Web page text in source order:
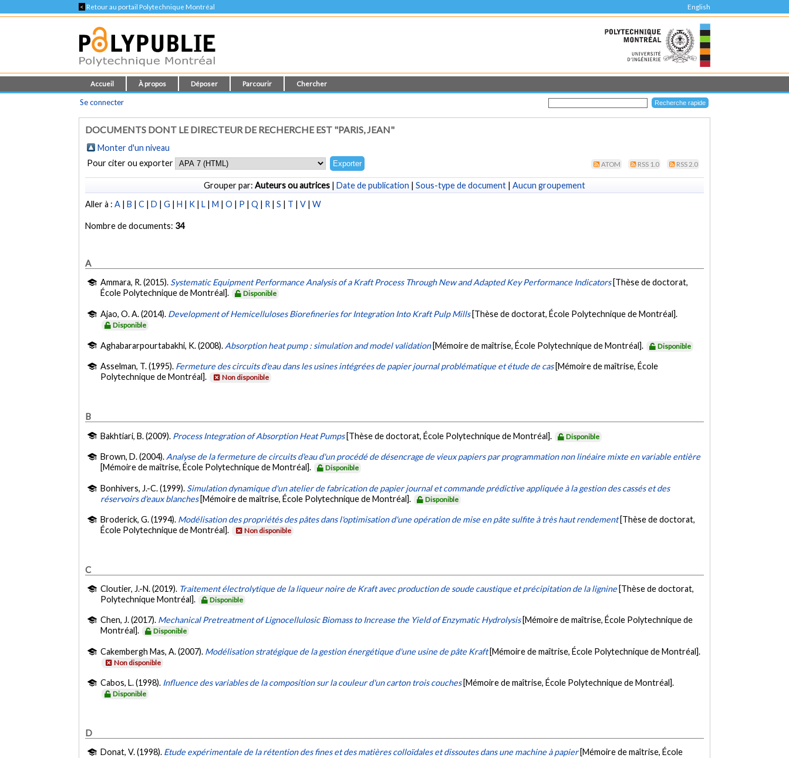
< Retour au portail Polytechnique Montréal English
Accueil À propos Déposer Parcourir Chercher
Se connecter
DOCUMENTS DONT LE DIRECTEUR DE RECHERCHE EST "PARIS, JEAN"
Monter d'un niveau
Pour citer ou exporter
ATOM RSS 1.0 RSS 2.0
Grouper par: Auteurs ou autrices | Date de publication | Sous-type de document | Aucun groupement
Aller à :A |B |C |D |G |H | K |L |M |O | P |Q | R |S | T |V |W
Nombre de documents: 34
A
Ammara, R. (2015). Systematic Equipment Performance Analysis of a Kraft Process Through New and Adapted Key Performance Indicators [Thèse de doctorat,
École Polytechnique de Montréal].
Disponible
Ajao, O. A. (2014). Development of Hemicelluloses Biorefineries for Integration Into Kraft Pulp Mills [Thèse de doctorat, École Polytechnique de Montréal].
Disponible
Aghabararpourtabakhi, K. (2008). Absorption heat pump : simulation and model validation [Mémoire de maîtrise, École Polytechnique de Montréal]. Disponible
Asselman, T. (1995). Fermeture des circuits d'eau dans les usines intégrées de papier journal problématique et étude de cas [Mémoire de maîtrise, École
Polytechnique de Montréal].
Non disponible
B
Bakhtiari, B. (2009). Process Integration of Absorption Heat Pumps [Thèse de doctorat, École Polytechnique de Montréal]. Disponible
Brown, D. (2004).Analyse de la fermeture de circuits d'eau d'un procédé de désencrage de vieux papiers par programmation non linéaire mixte en variable entière
[Mémoire de maîtrise, École Polytechnique de Montréal].
Disponible
Bonhivers, J.-C. (1999). Simulation dynamique d'un atelier de fabrication de papier journal et commande prédictive appliquée à la gestion des cassés et des
réservoirs d'eaux blanches [Mémoire de maîtrise, École Polytechnique de Montréal]. Disponible
Broderick, G. (1994). Modélisation des propriétés des pâtes dans l'optimisation d'une opération de mise en pâte sulfite à très haut rendement [Thèse de doctorat,
École Polytechnique de Montréal].
Non disponible
C
Cloutier, J.-N. (2019). Traitement électrolytique de la liqueur noire de Kraft avec production de soude caustique et précipitation de la lignine [Thèse de doctorat,
Polytechnique Montréal].
Disponible
Chen, J. (2017). Mechanical Pretreatment of Lignocellulosic Biomass to Increase the Yield of Enzymatic Hydrolysis [Mémoire de maîtrise, École Polytechnique de
Montréal].
Disponible
Cakembergh Mas, A. (2007). Modélisation stratégique de la gestion énergétique d'une usine de pâte Kraft [Mémoire de maîtrise, École Polytechnique de Montréal].
Non disponible
Cabos, L. (1998). Influence des variables de la composition sur la couleur d'un carton trois couches [Mémoire de maîtrise, École Polytechnique de Montréal].
Disponible
D
Donat, V. (1998). Etude expérimentale de la rétention des fines et des matières colloïdales et dissoutes dans une machine à papier [Mémoire de maîtrise, École